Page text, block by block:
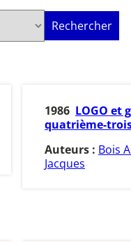
Rechercher
1986 LOGO et
quatrième-
Auteurs : Bois
Jacques